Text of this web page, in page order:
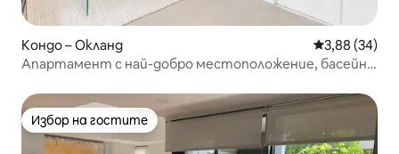
Кондо – Окланд Средна
3,88 (34)
Апартамент с най-добро местоположение, басейн и
Избор на гостите
Избор на гостите